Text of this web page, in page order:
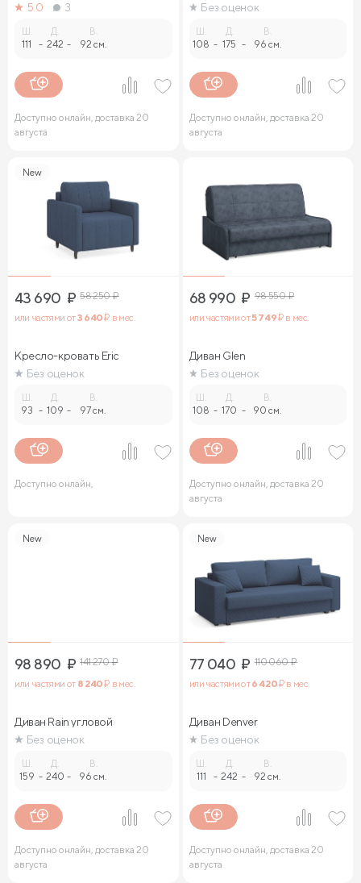
5.0
3
111 -
Д.
242 -
В.
92 см.
Доступно онлайн, доставка 20
августа
Без оценок
108 -
Д.
175 -
В.
96 см.
Доступно онлайн, доставка 20
августа
New
43 690 ₽ 58 250₽
или частями от3 640₽ в мес.
Кресло-кровать Eric
Без оценок
93 -
Д.
109 -
В.
97 см.
Доступно онлайн,
68 990 ₽ 98 550₽
или частями от5 749₽ в мес.
Диван Glen
Без оценок
108 -
Д.
170 -
В.
90 см.
Доступно онлайн, доставка 20
августа
New
98 890 ₽ 141 270₽
или частями от 8 240₽ в мес.
Диван Rain угловой
Без оценок
159 -
Д.
240 -
В.
96 см.
Доступно онлайн, доставка 20
августа
New
77 040 ₽ 110 060₽
или частями от6 420₽ в мес.
Диван Denver
Без оценок
111 -
Д.
242 -
В.
92 см.
Доступно онлайн, доставка 20
августа